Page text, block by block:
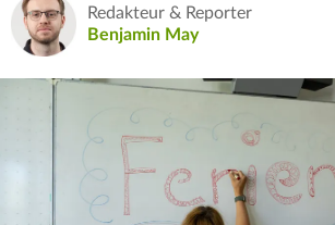
Redakteur & Reporter
Benjamin May